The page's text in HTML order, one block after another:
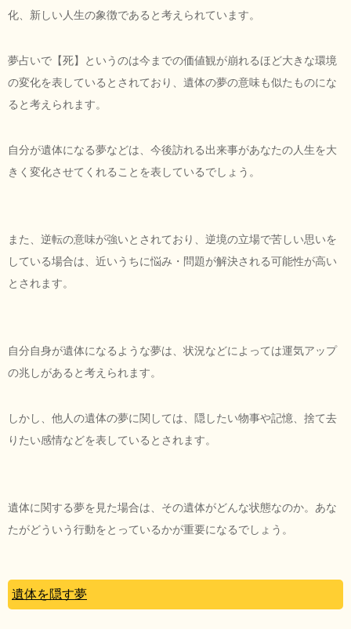
化、新しい人生の象徴であると考えられています。
夢占いで【死】というのは今までの価値観が崩れるほど大きな環境
の変化を表しているとされており、遺体の夢の意味も似たものにな
ると考えられます。
自分が遺体になる夢などは、今後訪れる出来事があなたの人生を大
きく変化させてくれることを表しているでしょう。
また、逆転の意味が強いとされており、逆境の立場で苦しい思いを
している場合は、近いうちに悩み・問題が解決される可能性が高い
とされます。
自分自身が遺体になるような夢は、状況などによっては運気アップ
の兆しがあると考えられます。
しかし、他人の遺体の夢に関しては、隠したい物事や記憶、捨て去
りたい感情などを表しているとされます。
遺体に関する夢を見た場合は、その遺体がどんな状態なのか。あな
たがどういう行動をとっているかが重要になるでしょう。
遺体を隠す夢